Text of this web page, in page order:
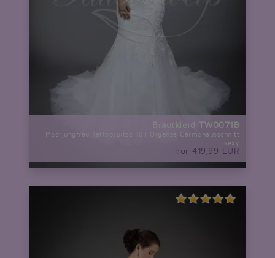
Brautkleid TW0071B
Meerjungfrau Tattoospitze Tüll Organza Carmenausschnitt
sexy
nur 419,99 EUR